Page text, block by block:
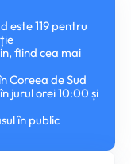
este 119 pentru
fiind cea mai
Coreea de Sud
jurul orei 10:00 și
în public